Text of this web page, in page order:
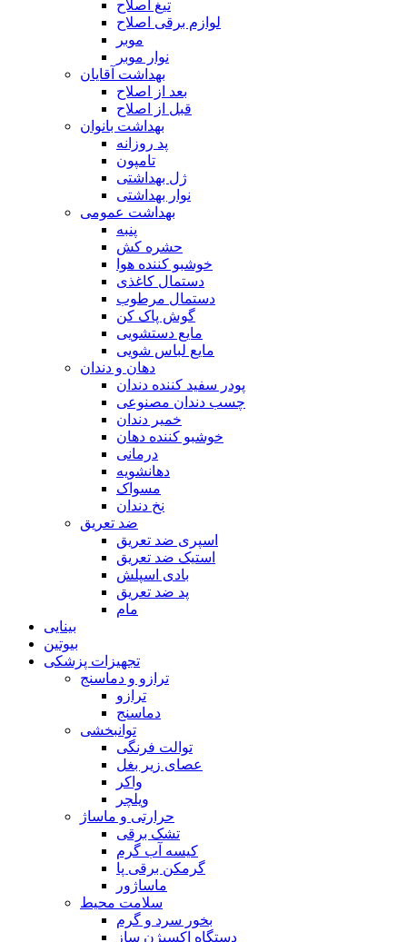
تیغ اصلاح
لوازم برقی اصلاح
موبر
نوار موبر
بهداشت آقایان
بعد از اصلاح
قبل از اصلاح
بهداشت بانوان
پد روزانه
تامپون
ژل بهداشتی
نوار بهداشتی
بهداشت عمومی
پنبه
حشره کش
خوشبو کننده هوا
دستمال کاغذی
دستمال مرطوب
گوش پاک کن
مایع دستشویی
مایع لباس شویی
دهان و دندان
پودر سفید کننده دندان
چسب دندان مصنوعی
خمیر دندان
خوشبو کننده دهان
درمانی
دهانشویه
مسواک
نخ دندان
ضد تعریق
اسپری ضد تعریق
استیک ضد تعریق
بادی اسپلش
پد ضد تعریق
مام
بینایی
بیوتین
تجهیزات پزشکی
ترازو و دماسنج
ترازو
دماسنج
توانبخشی
توالت فرنگی
عصای زیر بغل
واکر
ویلچر
حرارتی و ماساژ
تشک برقی
کیسه آب گرم
گرمکن برقی پا
ماساژور
سلامت محیط
بخور سرد و گرم
دستگاه اکسیژن ساز